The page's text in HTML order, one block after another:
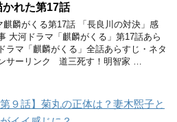
かれた第17話
麒麟がくる第17話 「長良川の対決」感
大河ドラマ「麒麟がくる」第17話あら
ラマ「麒麟がくる」全話あらすじ・ネタ
サーリンク 道三死す！明智家 …
９話】菊丸の正体は？妻木煕子と